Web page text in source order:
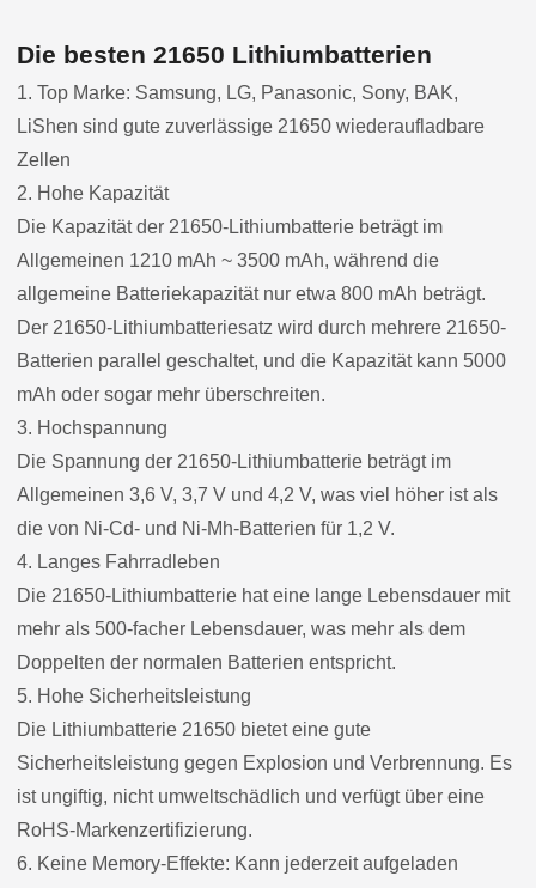
Die besten 21650 Lithiumbatterien
1. Top Marke: Samsung, LG, Panasonic, Sony, BAK,
LiShen sind gute zuverlässige 21650 wiederaufladbare
Zellen
2. Hohe Kapazität
Die Kapazität der 21650-Lithiumbatterie beträgt im
Allgemeinen 1210 mAh ~ 3500 mAh, während die
allgemeine Batteriekapazität nur etwa 800 mAh beträgt.
Der 21650-Lithiumbatteriesatz wird durch mehrere 21650-
Batterien parallel geschaltet, und die Kapazität kann 5000
mAh oder sogar mehr überschreiten.
3. Hochspannung
Die Spannung der 21650-Lithiumbatterie beträgt im
Allgemeinen 3,6 V, 3,7 V und 4,2 V, was viel höher ist als
die von Ni-Cd- und Ni-Mh-Batterien für 1,2 V.
4. Langes Fahrradleben
Die 21650-Lithiumbatterie hat eine lange Lebensdauer mit
mehr als 500-facher Lebensdauer, was mehr als dem
Doppelten der normalen Batterien entspricht.
5. Hohe Sicherheitsleistung
Die Lithiumbatterie 21650 bietet eine gute
Sicherheitsleistung gegen Explosion und Verbrennung. Es
ist ungiftig, nicht umweltschädlich und verfügt über eine
RoHS-Markenzertifizierung.
6. Keine Memory-Effekte: Kann jederzeit aufgeladen